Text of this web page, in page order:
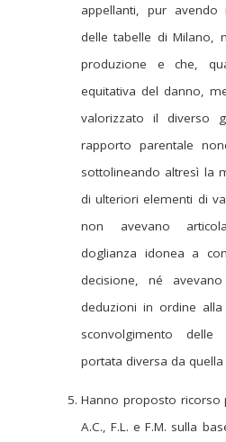
appellanti, pur avendo
delle tabelle di Milano,
produzione e che,
equitativa del danno,
valorizzato il diverso
rapporto parentale
sottolineando altresì la
di ulteriori elementi di
non avevano
doglianza idonea a
decisione, né
deduzioni in ordine
sconvolgimento
portata diversa da
Hanno proposto ricorso
A.C., F.L. e F.M. sulla